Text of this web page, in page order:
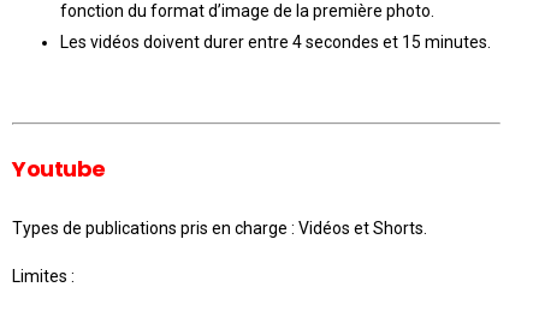
fonction du format d’image de la première photo.
Les vidéos doivent durer entre 4 secondes et 15 minutes.
Youtube
Types de publications pris en charge : Vidéos et Shorts.
Limites :